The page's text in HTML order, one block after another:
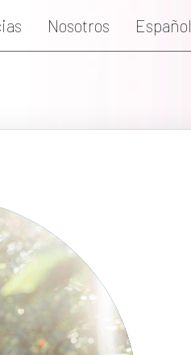
Nosotros Español